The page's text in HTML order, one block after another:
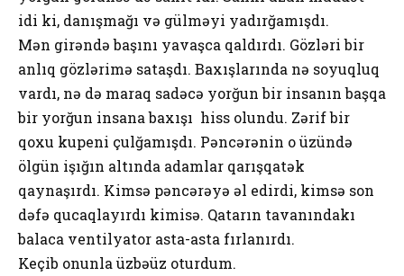
idi ki, danışmağı və gülməyi yadırğamışdı.
Mən girəndə başını yavaşca qaldırdı. Gözləri bir
anlıq gözlərimə sataşdı. Baxışlarında nə soyuqluq
vardı, nə də maraq sadəcə yorğun bir insanın başqa
bir yorğun insana baxışı hiss olundu. Zərif bir
qoxu kupeni çulğamışdı. Pəncərənin o üzündə
ölgün işığın altında adamlar qarışqatək
qaynaşırdı. Kimsə pəncərəyə əl edirdi, kimsə son
dəfə qucaqlayırdı kimisə. Qatarın tavanındakı
balaca ventilyator asta-asta fırlanırdı.
Keçib onunla üzbəüz oturdum.